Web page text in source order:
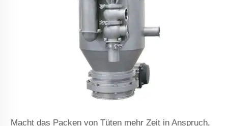
Macht das Packen von Tüten mehr Zeit in Anspruch,